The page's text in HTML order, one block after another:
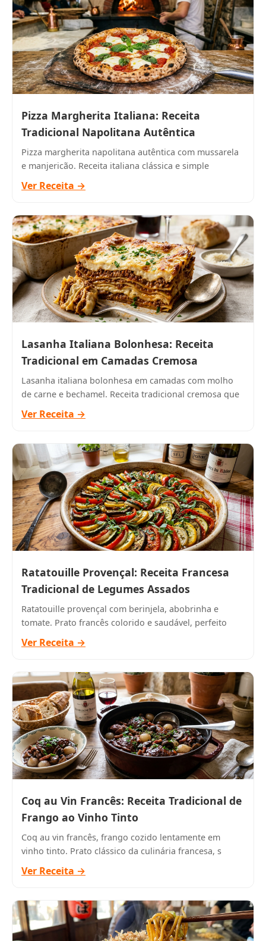
Pizza Margherita Italiana: Receita
Tradicional Napolitana Autêntica
Pizza margherita napolitana autêntica com mussarela
e manjericão. Receita italiana clássica e simple
Ver Receita →
Lasanha Italiana Bolonhesa: Receita
Tradicional em Camadas Cremosa
Lasanha italiana bolonhesa em camadas com molho
de carne e bechamel. Receita tradicional cremosa que
Ver Receita →
Ratatouille Provençal: Receita Francesa
Tradicional de Legumes Assados
Ratatouille provençal com berinjela, abobrinha e
tomate. Prato francês colorido e saudável, perfeito
Ver Receita →
Coq au Vin Francês: Receita Tradicional de
Frango ao Vinho Tinto
Coq au vin francês, frango cozido lentamente em
vinho tinto. Prato clássico da culinária francesa, s
Ver Receita →